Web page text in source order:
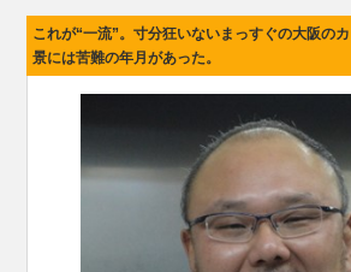
これが“一流”。寸分狂いないまっすぐの大阪の
景には苦難の年月があった。